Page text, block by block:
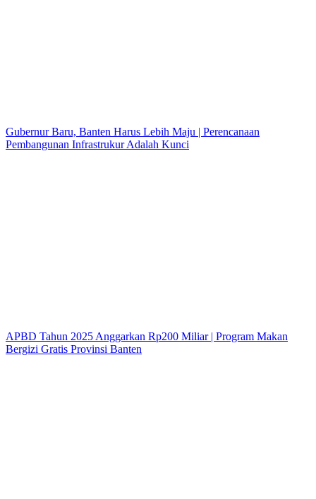
Gubernur Baru, Banten Harus Lebih Maju | Perencanaan
Pembangunan Infrastrukur Adalah Kunci
APBD Tahun 2025 Anggarkan Rp200 Miliar | Program Makan
Bergizi Gratis Provinsi Banten